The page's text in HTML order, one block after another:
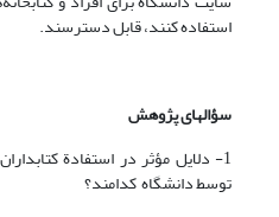
استفاده کنند، قابل دسترسند.
سؤالهای پژوهش
1- دلایل مؤثر در استفادة
توسط دانشگاه کدامند؟